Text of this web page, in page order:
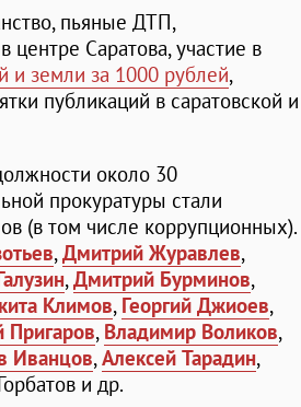
пьяные ДТП,
центре Саратова, участие в
и земли за 1000 рублей,
публикаций в саратовской и
около 30
прокуратуры стали
(в том числе коррупционных).
,Дмитрий Журавлев,
,Дмитрий Бурминов,
Климов, Георгий Джиоев,
Пригаров, Владимир Воликов,
Иванцов,Алексей Тарадин,
и др.